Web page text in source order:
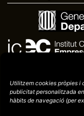
Utilitzem cookies pròpies i
publicitatpersonalitzada
hàbits de navegació (per